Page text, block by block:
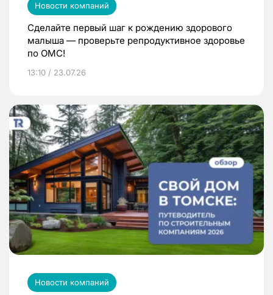
Новости компаний
Сделайте первый шаг к рождению здорового
малыша — проверьте репродуктивное здоровье
по ОМС!
13:10 / 23.07.26
Новости компаний